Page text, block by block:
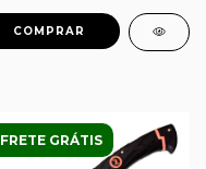
FRETE GRÁTIS